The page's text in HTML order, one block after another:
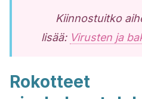
Kiinnostuitko
lisää: Virusten ja
Rokotteet